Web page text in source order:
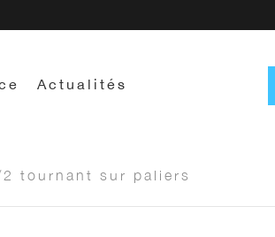
Actualités
tournant sur paliers